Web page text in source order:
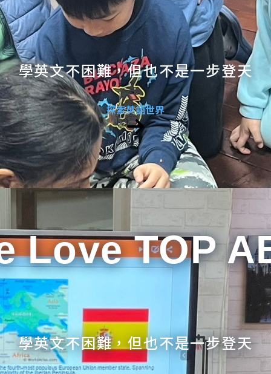
學英文不困難，但也不是一步登天
探索英語世界
Love TOP
學英文不困難，但也不是一步登天